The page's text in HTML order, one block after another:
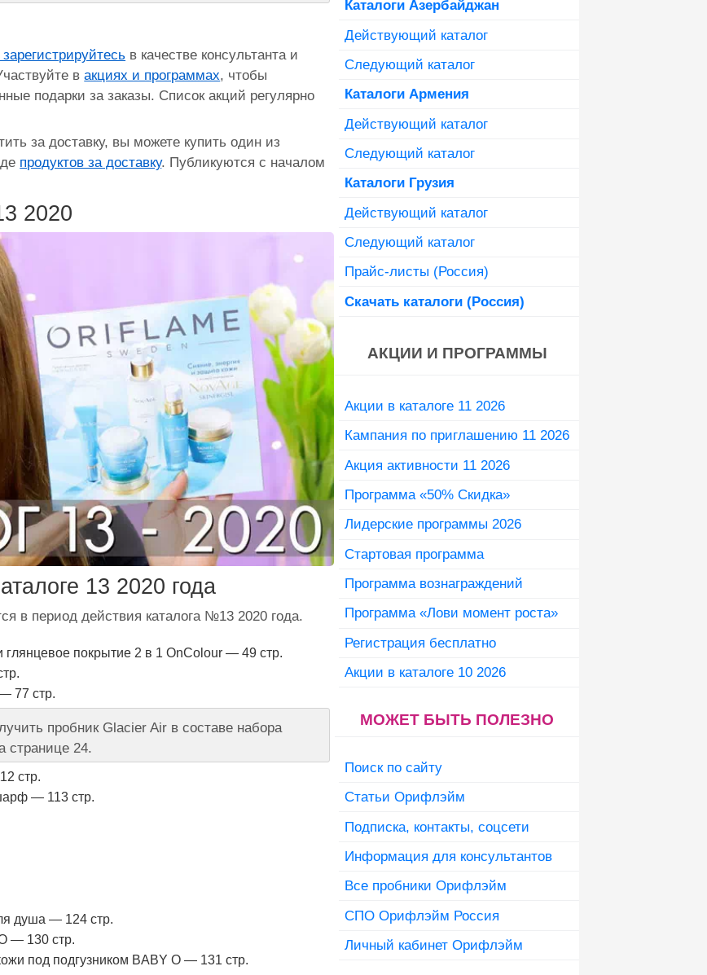
в качестве консультанта и
вакциях и программах, чтобы
подарки за заказы. Список акций регулярно
за доставку, вы можете купить один из
продуктов за доставку. Публикуются с началом
2020
13 2020 года
в период действия каталога №13 2020 года.
покрытие 2 в 1 OnColour — 49 стр.
77 стр.
пробник Glacier Air в составе набора
странице 24.
стр.
— 113 стр.
душа — 124 стр.
— 130 стр.
под подгузником BABY O — 131 стр.
Каталоги Азербайджан
Действующий каталог
Следующий каталог
Каталоги Армения
Действующий каталог
Следующий каталог
Каталоги Грузия
Действующий каталог
Следующий каталог
Прайс-листы (Россия)
Скачать каталоги (Россия)
АКЦИИ И ПРОГРАММЫ
Акции в каталоге 11 2026
Кампания по приглашению 11 2026
Акция активности 11 2026
Программа «50% Скидка»
Лидерские программы 2026
Стартовая программа
Программа вознаграждений
Программа «Лови момент роста»
Регистрация бесплатно
Акции в каталоге 10 2026
МОЖЕТ БЫТЬ ПОЛЕЗНО
Поиск по сайту
Статьи Орифлэйм
Подписка, контакты, соцсети
Информация для консультантов
Все пробники Орифлэйм
СПО Орифлэйм Россия
Личный кабинет Орифлэйм